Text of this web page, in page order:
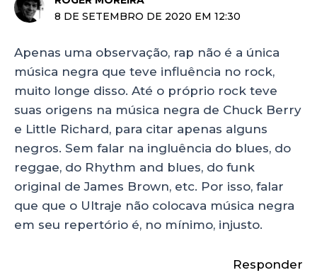
8 DE SETEMBRO DE 2020 EM 12:30
Apenas uma observação, rap não é a única
música negra que teve influência no rock,
muito longe disso. Até o próprio rock teve
suas origens na música negra de Chuck Berry
e Little Richard, para citar apenas alguns
negros. Sem falar na ingluência do blues, do
reggae, do Rhythm and blues, do funk
original de James Brown, etc. Por isso, falar
que que o Ultraje não colocava música negra
em seu repertório é, no mínimo, injusto.
Responder